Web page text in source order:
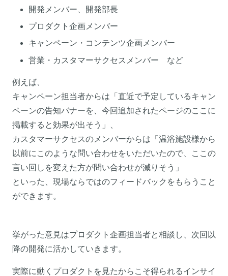
開発メンバー、開発部長
プロダクト企画メンバー
キャンペーン・コンテンツ企画メンバー
営業・カスタマーサクセスメンバー など
例えば、
キャンペーン担当者からは「直近で予定しているキャン
ペーンの告知バナーを、今回追加されたページのここに
掲載すると効果が出そう」、
カスタマーサクセスのメンバーからは「温浴施設様から
以前にこのような問い合わせをいただいたので、ここの
言い回しを変えた方が問い合わせが減りそう」
といった、現場ならではのフィードバックをもらうこと
ができます。
挙がった意見はプロダクト企画担当者と相談し、次回以
降の開発に活かしていきます。
実際に動くプロダクトを見たからこそ得られるインサイ